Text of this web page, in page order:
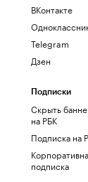
ВКонтакте
Telegram
Дзен
Подписки
Скрыть
на РБК
Подписка на
подписка